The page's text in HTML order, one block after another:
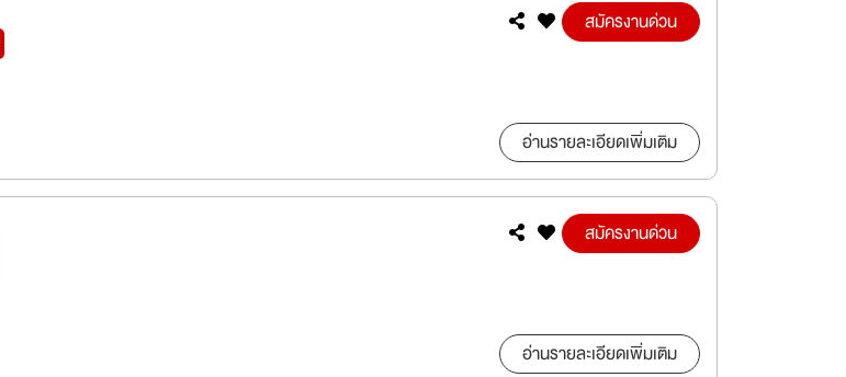
สมัครงานด่วน
อ่านรายละเอียดเพิ่มเติม
สมัครงานด่วน
อ่านรายละเอียดเพิ่มเติม